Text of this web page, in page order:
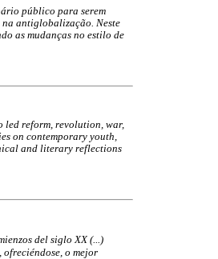
público para serem
antiglobalização. Neste
as mudanças no estilo de
led reform, revolution, war,
on contemporary youth,
and literary reflections
del siglo XX (...)
ofreciéndose, o mejor